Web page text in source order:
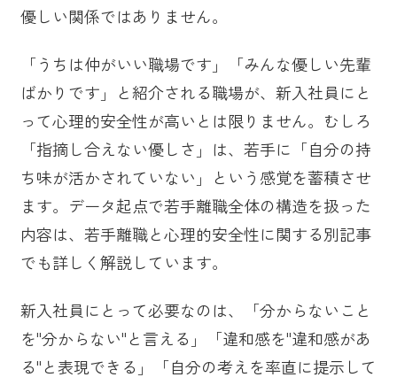
優しい関係ではありません。
「うちは仲がいい職場です」「みんな優しい先輩
ばかりです」と紹介される職場が、新入社員にと
って心理的安全性が高いとは限りません。むしろ
「指摘し合えない優しさ」は、若手に「自分の持
ち味が活かされていない」という感覚を蓄積させ
ます。データ起点で若手離職全体の構造を扱った
内容は、若手離職と心理的安全性に関する別記事
でも詳しく解説しています。
新入社員にとって必要なのは、「分からないこと
を"分からない"と言える」「違和感を"違和感があ
る"と表現できる」「自分の考えを率直に提示して